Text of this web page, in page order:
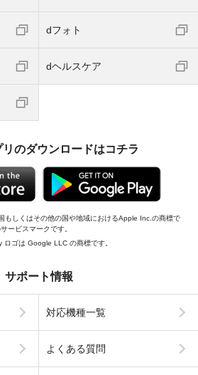
dフォト
dヘルスケア
のダウンロードはコチラ
もしくはその他の国や地域におけるApple Inc.の商標で
ービスマークです。
ゴは Google LLC の商標です。
サポート情報
対応機種一覧
よくある質問